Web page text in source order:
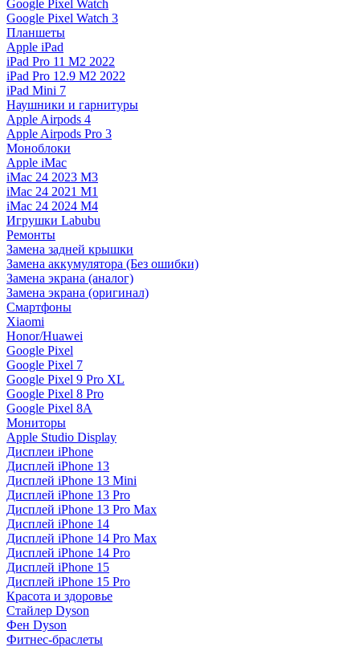
Google Pixel Watch
Google Pixel Watch 3
Планшеты
Apple iPad
iPad Pro 11 M2 2022
iPad Pro 12.9 M2 2022
iPad Mini 7
Наушники и гарнитуры
Apple Airpods 4
Apple Airpods Pro 3
Моноблоки
Apple iMac
iMac 24 2023 M3
iMac 24 2021 M1
iMac 24 2024 M4
Игрушки Labubu
Ремонты
Замена задней крышки
Замена аккумулятора (Без ошибки)
Замена экрана (аналог)
Замена экрана (оригинал)
Смартфоны
Xiaomi
Honor/Huawei
Google Pixel
Google Pixel 7
Google Pixel 9 Pro XL
Google Pixel 8 Pro
Google Pixel 8A
Мониторы
Apple Studio Display
Дисплеи iPhone
Дисплей iPhone 13
Дисплей iPhone 13 Mini
Дисплей iPhone 13 Pro
Дисплей iPhone 13 Pro Max
Дисплей iPhone 14
Дисплей iPhone 14 Pro Max
Дисплей iPhone 14 Pro
Дисплей iPhone 15
Дисплей iPhone 15 Pro
Красота и здоровье
Стайлер Dyson
Фен Dyson
Фитнес-браслеты